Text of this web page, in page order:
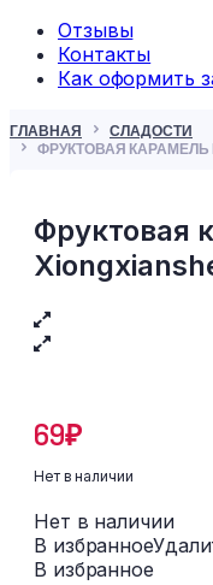
Отзывы
Контакты
Как оформить
ГЛАВНАЯ
СЛАДОСТИ
ФРУКТОВАЯ КАРАМЕЛЬ
Фруктовая
69₽
Нет в наличии
Нет в наличии
В избранное
В избранное